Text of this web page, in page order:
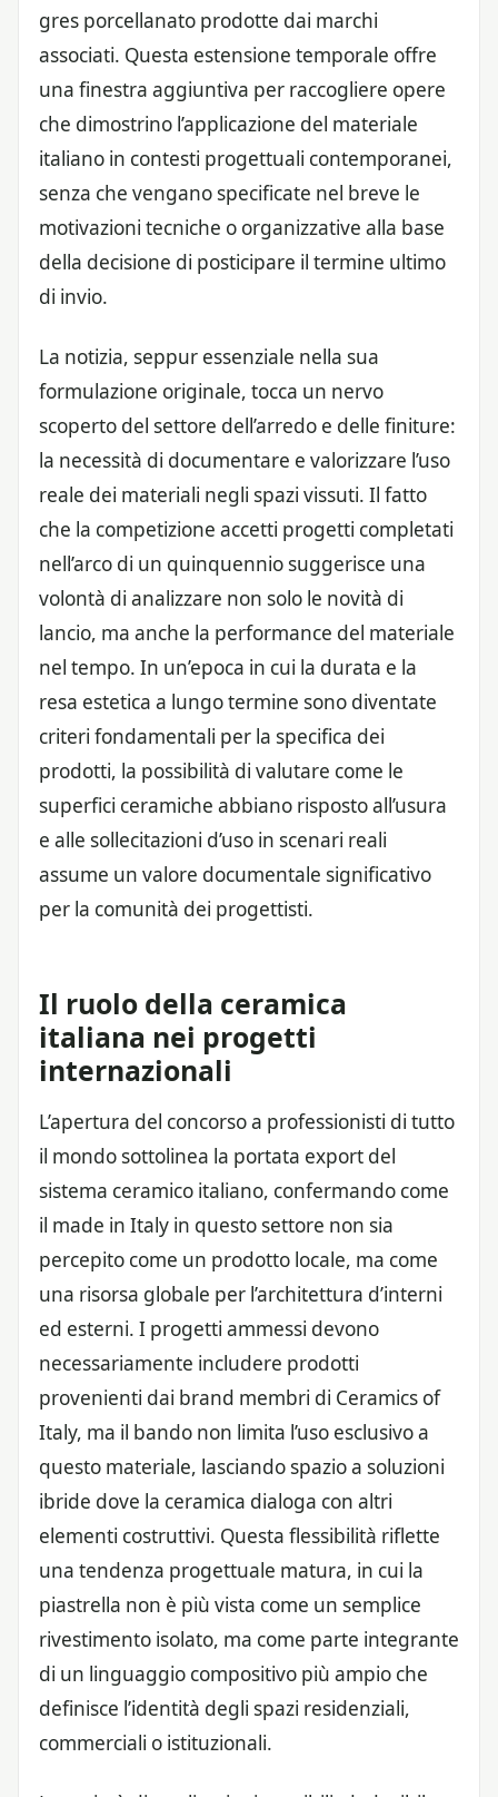
gres porcellanato prodotte dai marchi
associati. Questa estensione temporale offre
una finestra aggiuntiva per raccogliere opere
che dimostrino l’applicazione del materiale
italiano in contesti progettuali contemporanei,
senza che vengano specificate nel breve le
motivazioni tecniche o organizzative alla base
della decisione di posticipare il termine ultimo
di invio.
La notizia, seppur essenziale nella sua
formulazione originale, tocca un nervo
scoperto del settore dell’arredo e delle finiture:
la necessità di documentare e valorizzare l’uso
reale dei materiali negli spazi vissuti. Il fatto
che la competizione accetti progetti completati
nell’arco di un quinquennio suggerisce una
volontà di analizzare non solo le novità di
lancio, ma anche la performance del materiale
nel tempo. In un’epoca in cui la durata e la
resa estetica a lungo termine sono diventate
criteri fondamentali per la specifica dei
prodotti, la possibilità di valutare come le
superfici ceramiche abbiano risposto all’usura
e alle sollecitazioni d’uso in scenari reali
assume un valore documentale significativo
per la comunità dei progettisti.
Il ruolo della ceramica
italiana nei progetti
internazionali
L’apertura del concorso a professionisti di tutto
il mondo sottolinea la portata export del
sistema ceramico italiano, confermando come
il made in Italy in questo settore non sia
percepito come un prodotto locale, ma come
una risorsa globale per l’architettura d’interni
ed esterni. I progetti ammessi devono
necessariamente includere prodotti
provenienti dai brand membri di Ceramics of
Italy, ma il bando non limita l’uso esclusivo a
questo materiale, lasciando spazio a soluzioni
ibride dove la ceramica dialoga con altri
elementi costruttivi. Questa flessibilità riflette
una tendenza progettuale matura, in cui la
piastrella non è più vista come un semplice
rivestimento isolato, ma come parte integrante
di un linguaggio compositivo più ampio che
definisce l’identità degli spazi residenziali,
commerciali o istituzionali.